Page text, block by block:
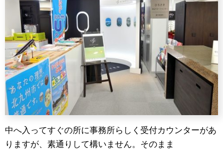
中へ入ってすぐの所に事務所らしく受付カウンターがあ
りますが、素通りして構いません。そのまま